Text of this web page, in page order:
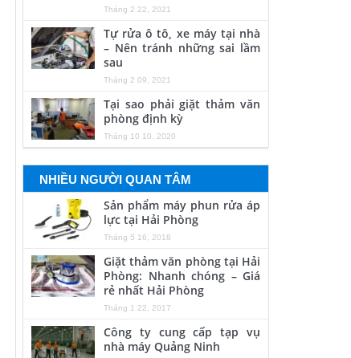
Tháng 2 22, 2021
Tự rửa ô tô, xe máy tại nhà
– Nên tránh những sai lầm
sau
Tháng 2 09, 2021
Tại sao phải giặt thảm văn
phòng định kỳ
Tháng 10 10, 2020
NHIỀU NGƯỜI QUAN TÂM
Sản phẩm máy phun rửa áp
lực tại Hải Phòng
Tháng 5 16, 2018
Giặt thảm văn phòng tại Hải
Phòng: Nhanh chóng – Giá
rẻ nhất Hải Phòng
Tháng 1 22, 2017
Công ty cung cấp tạp vụ
nhà máy Quảng Ninh